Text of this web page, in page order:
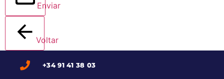
Enviar
Voltar
+34 91 41 38 03